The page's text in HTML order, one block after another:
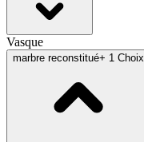
Vasque
marbre reconstitué+ 1 Choix